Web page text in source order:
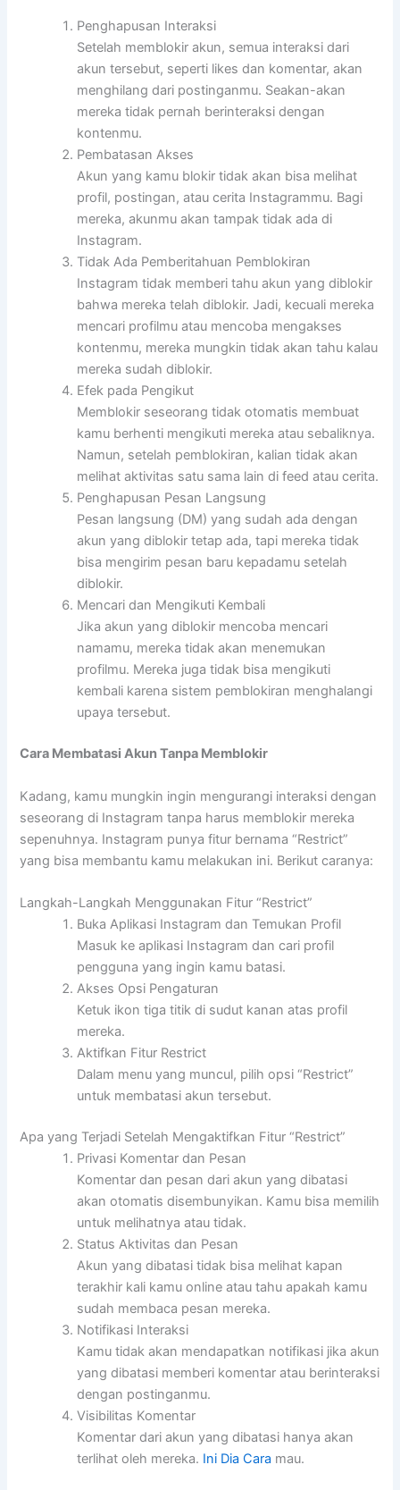
Penghapusan Interaksi
Setelah memblokir akun, semua interaksi dari
akun tersebut, seperti likes dan komentar, akan
menghilang dari postinganmu. Seakan-akan
mereka tidak pernah berinteraksi dengan
kontenmu.
Pembatasan Akses
Akun yang kamu blokir tidak akan bisa melihat
profil, postingan, atau cerita Instagrammu. Bagi
mereka, akunmu akan tampak tidak ada di
Instagram.
Tidak Ada Pemberitahuan Pemblokiran
Instagram tidak memberi tahu akun yang diblokir
bahwa mereka telah diblokir. Jadi, kecuali mereka
mencari profilmu atau mencoba mengakses
kontenmu, mereka mungkin tidak akan tahu kalau
mereka sudah diblokir.
Efek pada Pengikut
Memblokir seseorang tidak otomatis membuat
kamu berhenti mengikuti mereka atau sebaliknya.
Namun, setelah pemblokiran, kalian tidak akan
melihat aktivitas satu sama lain di feed atau cerita.
Penghapusan Pesan Langsung
Pesan langsung (DM) yang sudah ada dengan
akun yang diblokir tetap ada, tapi mereka tidak
bisa mengirim pesan baru kepadamu setelah
diblokir.
Mencari dan Mengikuti Kembali
Jika akun yang diblokir mencoba mencari
namamu, mereka tidak akan menemukan
profilmu. Mereka juga tidak bisa mengikuti
kembali karena sistem pemblokiran menghalangi
upaya tersebut.
Cara Membatasi Akun Tanpa Memblokir
Kadang, kamu mungkin ingin mengurangi interaksi dengan
seseorang di Instagram tanpa harus memblokir mereka
sepenuhnya. Instagram punya fitur bernama “Restrict”
yang bisa membantu kamu melakukan ini. Berikut caranya:
Langkah-Langkah Menggunakan Fitur “Restrict”
Buka Aplikasi Instagram dan Temukan Profil
Masuk ke aplikasi Instagram dan cari profil
pengguna yang ingin kamu batasi.
Akses Opsi Pengaturan
Ketuk ikon tiga titik di sudut kanan atas profil
mereka.
Aktifkan Fitur Restrict
Dalam menu yang muncul, pilih opsi “Restrict”
untuk membatasi akun tersebut.
Apa yang Terjadi Setelah Mengaktifkan Fitur “Restrict”
Privasi Komentar dan Pesan
Komentar dan pesan dari akun yang dibatasi
akan otomatis disembunyikan. Kamu bisa memilih
untuk melihatnya atau tidak.
Status Aktivitas dan Pesan
Akun yang dibatasi tidak bisa melihat kapan
terakhir kali kamu online atau tahu apakah kamu
sudah membaca pesan mereka.
Notifikasi Interaksi
Kamu tidak akan mendapatkan notifikasi jika akun
yang dibatasi memberi komentar atau berinteraksi
dengan postinganmu.
Visibilitas Komentar
Komentar dari akun yang dibatasi hanya akan
terlihat oleh mereka. Ini Dia Cara mau.